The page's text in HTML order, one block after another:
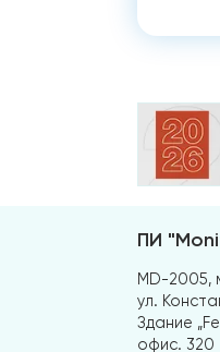
ПИ
MD-2005,
ул.
Здание
офис. 320